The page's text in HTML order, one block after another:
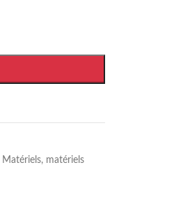
Matériels, matériels